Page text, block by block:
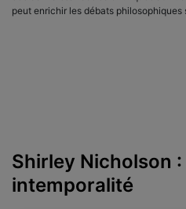
peut enrichir les débats philosophiques
Shirley Nicholson
intemporalité